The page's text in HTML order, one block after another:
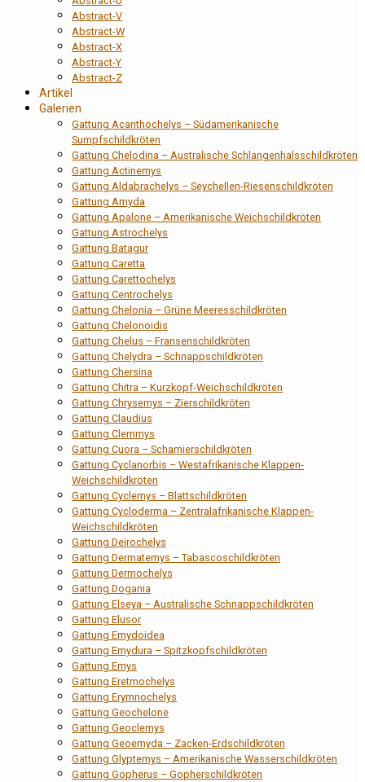
Abstract-V
Abstract-W
Abstract-X
Abstract-Y
Abstract-Z
Artikel
Galerien
Gattung Acanthochelys – Südamerikanische
Sumpfschildkröten
Gattung Chelodina – Australische Schlangenhalsschildkröten
Gattung Actinemys
Gattung Aldabrachelys – Seychellen-Riesenschildkröten
Gattung Amyda
Gattung Apalone – Amerikanische Weichschildkröten
Gattung Astrochelys
Gattung Batagur
Gattung Caretta
Gattung Carettochelys
Gattung Centrochelys
Gattung Chelonia – Grüne Meeresschildkröten
Gattung Chelonoidis
Gattung Chelus – Fransenschildkröten
Gattung Chelydra – Schnappschildkröten
Gattung Chersina
Gattung Chitra – Kurzkopf-Weichschildkröten
Gattung Chrysemys – Zierschildkröten
Gattung Claudius
Gattung Clemmys
Gattung Cuora – Scharnierschildkröten
Gattung Cyclanorbis – Westafrikanische Klappen-
Weichschildkröten
Gattung Cyclemys – Blattschildkröten
Gattung Cycloderma – Zentralafrikanische Klappen-
Weichschildkröten
Gattung Deirochelys
Gattung Dermatemys – Tabascoschildkröten
Gattung Dermochelys
Gattung Dogania
Gattung Elseya – Australische Schnappschildkröten
Gattung Elusor
Gattung Emydoidea
Gattung Emydura – Spitzkopfschildkröten
Gattung Emys
Gattung Eretmochelys
Gattung Erymnochelys
Gattung Geochelone
Gattung Geoclemys
Gattung Geoemyda – Zacken-Erdschildkröten
Gattung Glyptemys – Amerikanische Wasserschildkröten
Gattung Gopherus – Gopherschildkröten